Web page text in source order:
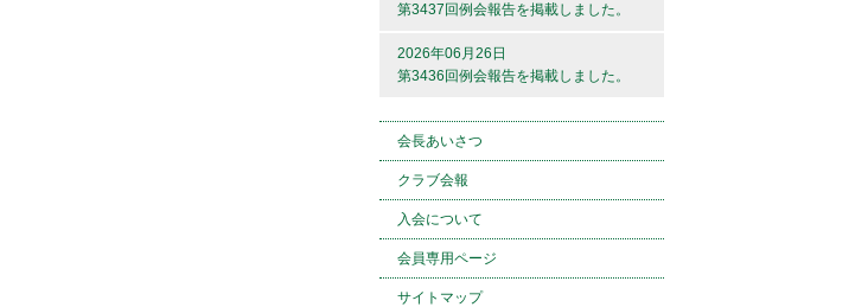
第3437回例会報告を掲載しました。
2026年06月26日
第3436回例会報告を掲載しました。
会長あいさつ
クラブ会報
入会について
会員専用ページ
サイトマップ